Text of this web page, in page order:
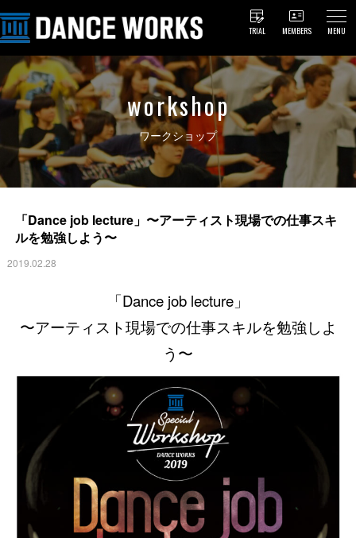
TRIAL MEMBERS MENU
workshop
ワークショップ
「Dance job lecture」〜アーティスト現場での仕事スキ
ルを勉強しよう〜
2019.02.28
「Dance job lecture」
〜アーティスト現場での仕事スキルを勉強しよ
う〜